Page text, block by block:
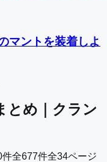
マントを装着しよ
とめ｜クラン
件全677件全34ページ